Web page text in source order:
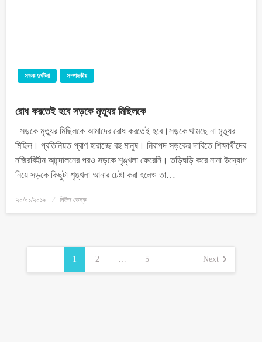
সড়ক দুর্ঘটনা সম্পাদকীয়
রোধ করতেই হবে সড়কে মৃত্যুর মিছিলকে
সড়কে মৃত্যুর মিছিলকে আমাদের রোধ করতেই হবে।সড়কে থামছে না মৃত্যুর
মিছিল। প্রতিনিয়ত প্রাণ হারাচ্ছে বহু মানুষ। নিরাপদ সড়কের দাবিতে শিক্ষার্থীদের
নজিরবিহীন আন্দোলনের পরও সড়কে শৃঙ্খলা ফেরেনি। তড়িঘড়ি করে নানা উদ্যোগ
নিয়ে সড়কে কিছুটা শৃঙ্খলা আনার চেষ্টা করা হলেও তা…
২০/০১/২০১৯ নিউজ ডেস্ক
1 2 5 Next